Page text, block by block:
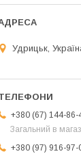
Удрицьк,
+380 (67) 144-86-
Загальний в
+380 (97) 916-97-